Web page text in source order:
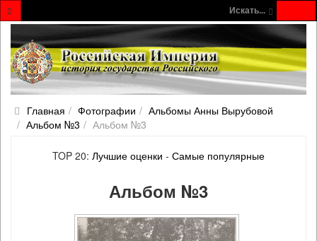
Искать...
Главная Фотографии
Альбомы Анны Вырубовой
Альбом №3
Альбом №3
TOP 20: Лучшие оценки - Самые популярные
Альбом №3